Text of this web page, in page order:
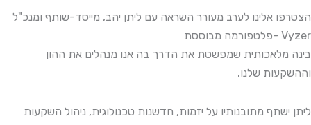
הצטרפו אלינו לערב מעורר השראה עם ליתן יהב, מייסד-שותף ומנכ"ל
Vyzer -פלטפורמה מבוססת
בינה מלאכותית שמפשטת את הדרך בה אנו מנהלים את ההון
וההשקעות שלנו.
ליתן ישתף מתובנותיו על יזמות, חדשנות טכנולוגית, ניהול השקעות